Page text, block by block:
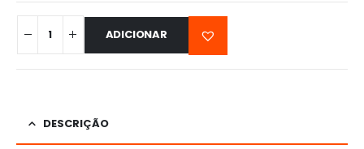
ADICIONAR
DESCRIÇÃO